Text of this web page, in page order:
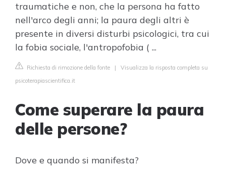
traumatiche e non, che la persona ha fatto
nell'arco degli anni; la paura degli altri è
presente in diversi disturbi psicologici, tra cui
la fobia sociale, l'antropofobia ( ...
Richiesta di rimozione della fonte | Visualizza la risposta completa su
psicoterapiascientifica.it
Come superare la paura
delle persone?
Dove e quando si manifesta?